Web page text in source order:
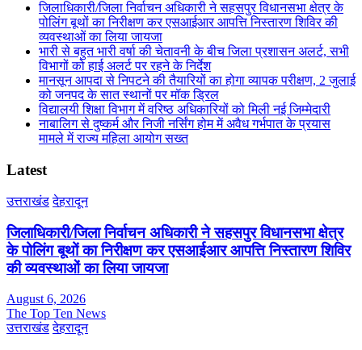
जिलाधिकारी/जिला निर्वाचन अधिकारी ने सहसपुर विधानसभा क्षेत्र के
पोलिंग बूथों का निरीक्षण कर एसआईआर आपत्ति निस्तारण शिविर की
व्यवस्थाओं का लिया जायजा
भारी से बहुत भारी वर्षा की चेतावनी के बीच जिला प्रशासन अलर्ट, सभी
विभागों को हाई अलर्ट पर रहने के निर्देश
मानसून आपदा से निपटने की तैयारियों का होगा व्यापक परीक्षण, 2 जुलाई
को जनपद के सात स्थानों पर मॉक ड्रिल
विद्यालयी शिक्षा विभाग में वरिष्ठ अधिकारियों को मिली नई जिम्मेदारी
नाबालिग से दुष्कर्म और निजी नर्सिंग होम में अवैध गर्भपात के प्रयास
मामले में राज्य महिला आयोग सख्त
Latest
उत्तराखंड देहरादून
जिलाधिकारी/जिला निर्वाचन अधिकारी ने सहसपुर विधानसभा क्षेत्र
के पोलिंग बूथों का निरीक्षण कर एसआईआर आपत्ति निस्तारण शिविर
की व्यवस्थाओं का लिया जायजा
August 6, 2026
The Top Ten News
उत्तराखंड देहरादून